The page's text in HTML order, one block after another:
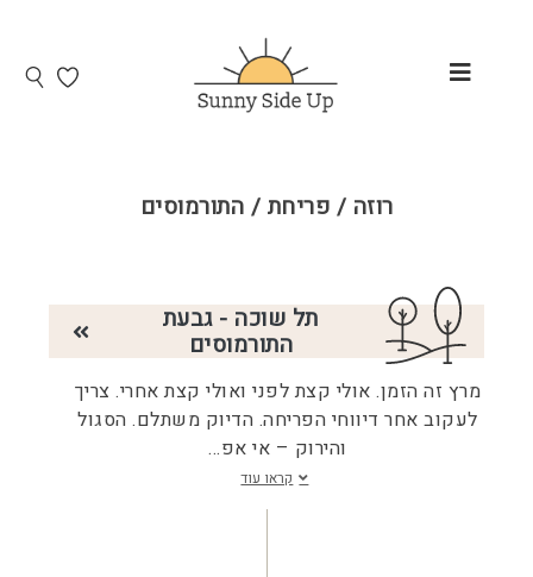
רוזה / פריחת / התורמוסים
תל שוכה - גבעת
התורמוסים
מרץ זה הזמן. אולי קצת לפני ואולי קצת אחרי. צריך
לעקוב אחר דיווחי הפריחה. הדיוק משתלם. הסגול
והירוק – אי אפ...
קראו עוד